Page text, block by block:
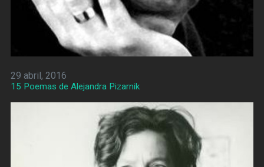
29 abril, 2016
15 Poemas de Alejandra Pizarnik